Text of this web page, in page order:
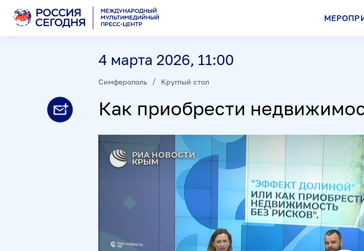
4 марта 2026, 11:00
Симферополь Круглый стол
Как приобрести